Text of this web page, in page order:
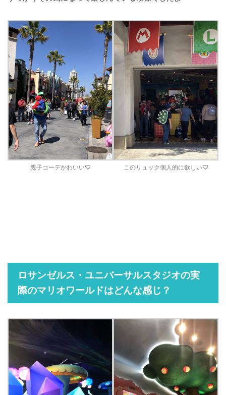
親子コーデかわいい♡ このリュック個人的に欲しい♡
ロサンゼルス・ユニバーサルスタジオの実
際のマリオワールドはどんな感じ？